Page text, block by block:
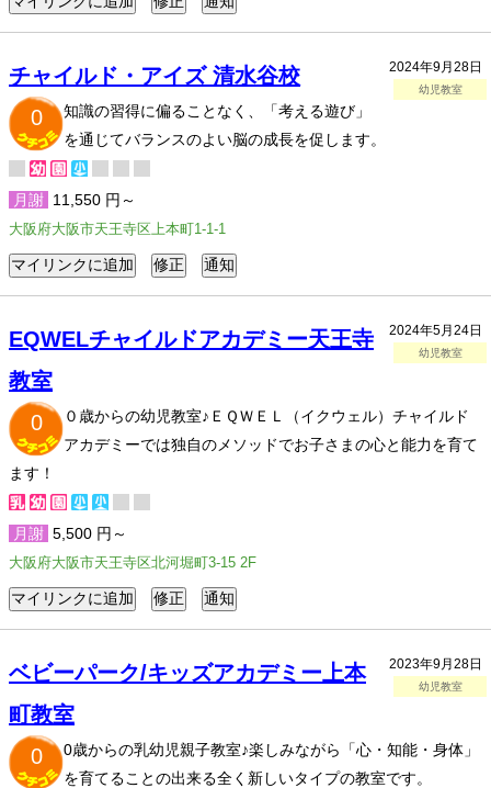
2024年9月28日
幼児教室
チャイルド・アイズ 清水谷校
0
知識の習得に偏ることなく、「考える遊び」
を通じてバランスのよい脳の成長を促します。
月謝 11,550 円～
大阪府大阪市天王寺区上本町1-1-1
2024年5月24日
幼児教室
EQWELチャイルドアカデミー天王寺
教室
0
０歳からの幼児教室♪ＥＱＷＥＬ（イクウェル）チャイルド
アカデミーでは独自のメソッドでお子さまの心と能力を育て
ます！
月謝 5,500 円～
大阪府大阪市天王寺区北河堀町3-15 2F
2023年9月28日
幼児教室
ベビーパーク/キッズアカデミー上本
町教室
0
0歳からの乳幼児親子教室♪楽しみながら「心・知能・身体」
を育てることの出来る全く新しいタイプの教室です。